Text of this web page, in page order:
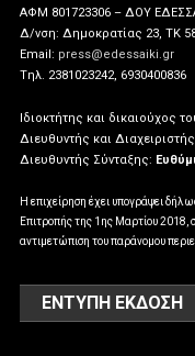
ΑΦΜ 801723306 – ΔΟΥ
Δ/νση: Δημοκρατίας 23, ΤΚ
Email: press@edessaiki.gr
Tηλ. 2381023242, 6930400836
Ιδιοκτήτης και δικαιούχος
Διευθυντής και
Διευθυντής Σύνταξης:
Η επιχείρηση έχει υπογράψει
Επιτροπής της 1ης Μαρτίου 2018,
αντιμετώπιση του παράνομου
ΕΝΤΥΠΗ ΕΚΔΟΣΗ